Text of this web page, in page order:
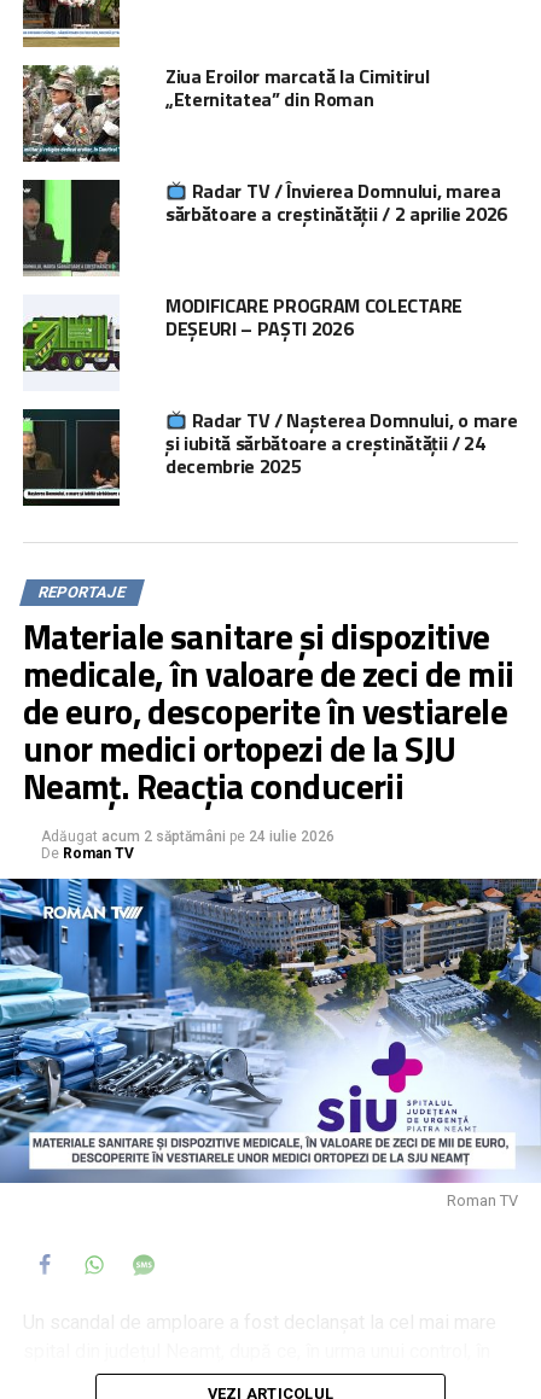
Ziua Eroilor marcată la Cimitirul
„Eternitatea” din Roman
Radar TV / Învierea Domnului, marea
sărbătoare a creștinătății / 2 aprilie 2026
MODIFICARE PROGRAM COLECTARE
DEȘEURI – PAȘTI 2026
Radar TV / Nașterea Domnului, o mare
și iubită sărbătoare a creștinătății / 24
decembrie 2025
REPORTAJE
Materiale sanitare și dispozitive
medicale, în valoare de zeci de mii
de euro, descoperite în vestiarele
unor medici ortopezi de la SJU
Neamț. Reacția conducerii
Adăugat acum 2 săptămâni pe 24 iulie 2026
De Roman TV
Roman TV
vestiarele unor medici ortopezi au fost descoperite
VEZI ARTICOLUL